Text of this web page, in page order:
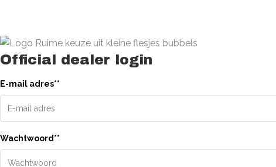
Official dealer login
E-mail adres**
Wachtwoord**